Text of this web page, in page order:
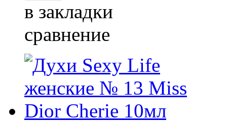
в закладки
сравнение